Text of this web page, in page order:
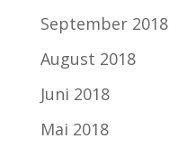
September 2018
August 2018
Juni 2018
Mai 2018